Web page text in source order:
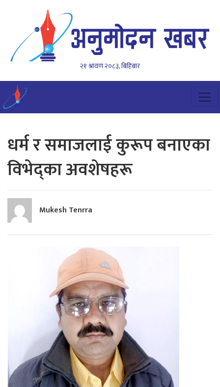
२१ श्रावण २०८३, बिहिबार
धर्म र समाजलाई कुरूप बनाएका
विभेद्का अवशेषहरू
Mukesh Tenrra